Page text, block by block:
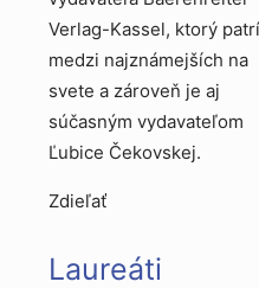
Verlag-Kassel, ktorý patrí
medzi najznámejších na
svete a zároveň je aj
súčasným vydavateľom
Ľubice Čekovskej.
Zdieľať
Laureáti